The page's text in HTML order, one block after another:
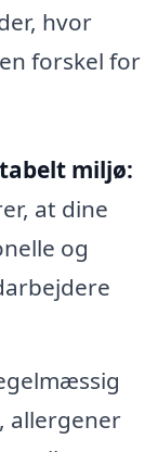
hvor
forskel for
miljø:
at dine
og
allergener